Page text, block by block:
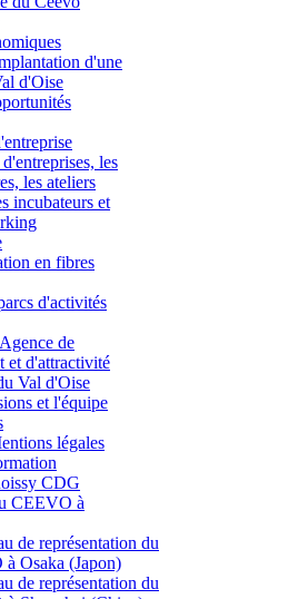
d'une
d'Oise
les
les ateliers
incubateurs et
en fibres
d'activités
de
et d'attractivité
Val d'Oise
et l'équipe
légales
CDG
CEEVO à
de représentation du
Osaka (Japon)
de représentation du